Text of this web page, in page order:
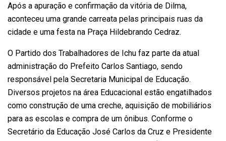
Após a apuração e confirmação da vitória de Dilma,
aconteceu uma grande carreata pelas principais ruas da
cidade e uma festa na Praça Hildebrando Cedraz.
O Partido dos Trabalhadores de Ichu faz parte da atual
administração do Prefeito Carlos Santiago, sendo
responsável pela Secretaria Municipal de Educação.
Diversos projetos na área Educacional estão engatilhados
como construção de uma creche, aquisição de mobiliários
para as escolas e compra de um ônibus. Conforme o
Secretário da Educação José Carlos da Cruz e Presidente